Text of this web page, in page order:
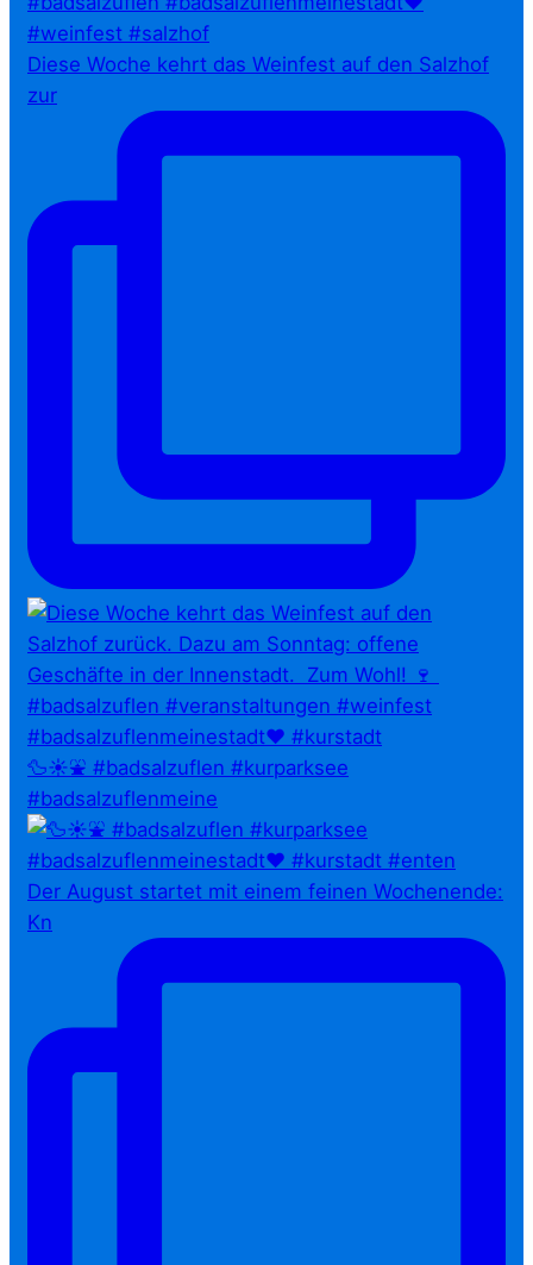
Diese Woche kehrt das Weinfest auf den Salzhof
zur
🦆☀️⛲ #badsalzuflen #kurparksee
#badsalzuflenmeine
Der August startet mit einem feinen Wochenende:
Kn